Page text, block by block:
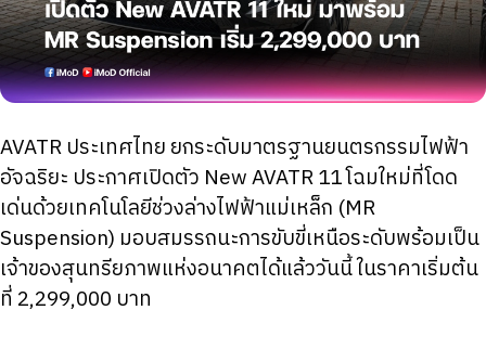
AVATR ประเทศไทย ยกระดับมาตรฐานยนตรกรรมไฟฟ้า
อัจฉริยะ ประกาศเปิดตัว New AVATR 11 โฉมใหม่ที่โดด
เด่นด้วยเทคโนโลยีช่วงล่างไฟฟ้าแม่เหล็ก (MR
Suspension) มอบสมรรถนะการขับขี่เหนือระดับพร้อมเป็น
เจ้าของสุนทรียภาพแห่งอนาคตได้แล้ววันนี้ ในราคาเริ่มต้น
ที่ 2,299,000 บาท